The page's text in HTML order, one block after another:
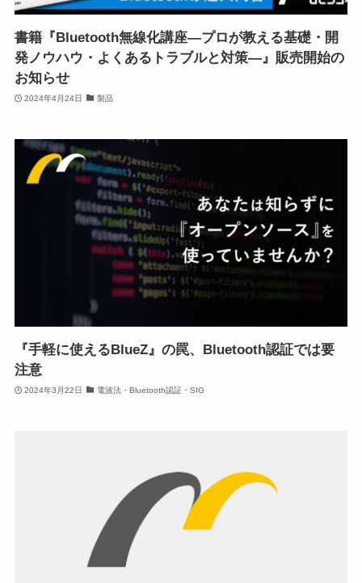
書籍『Bluetooth無線化講座―プロが教える基礎・開
発ノウハウ・よくあるトラブルと対策―』販売開始の
お知らせ
2024年4月24日 製品
『手軽に使えるBlueZ』の罠、Bluetooth認証では要
注意
2024年3月22日 電波法・Bluetooth認証・SIG